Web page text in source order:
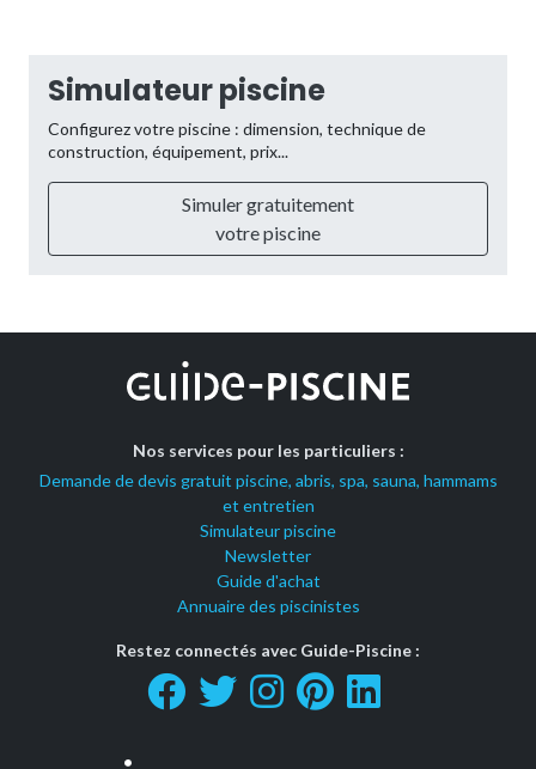
Simulateur piscine
Configurez votre piscine : dimension, technique de
construction, équipement, prix...
Simuler gratuitement
votre piscine
Nos services pour les particuliers :
Demande de devis gratuit piscine, abris, spa, sauna, hammams
et entretien
Simulateur piscine
Newsletter
Guide d'achat
Annuaire des piscinistes
Restez connectés avec Guide-Piscine :